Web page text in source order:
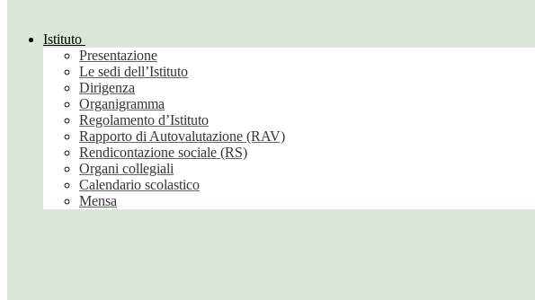
Istituto
Presentazione
Le sedi dell’Istituto
Dirigenza
Organigramma
Regolamento d’Istituto
Rapporto di Autovalutazione (RAV)
Rendicontazione sociale (RS)
Organi collegiali
Calendario scolastico
Mensa